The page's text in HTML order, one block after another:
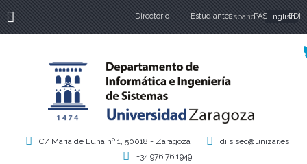
Directorio Estudiantes PAS PDI
Español English
C/ María de Luna nº 1, 50018 - Zaragoza
diis.sec@unizar.es
+34 976 76 1949